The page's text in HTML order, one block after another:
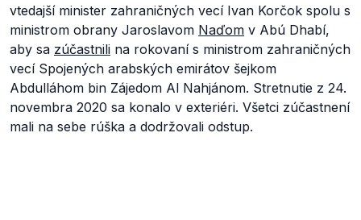
vtedajší minister zahraničných vecí Ivan Korčok spolu s
ministrom obrany Jaroslavom Naďom v Abú Dhabí,
aby sa zúčastnili na rokovaní s ministrom zahraničných
vecí Spojených arabských emirátov šejkom
Abdulláhom bin Zájedom Al Nahjánom. Stretnutie z 24.
novembra 2020 sa konalo v exteriéri. Všetci zúčastnení
mali na sebe rúška a dodržovali odstup.